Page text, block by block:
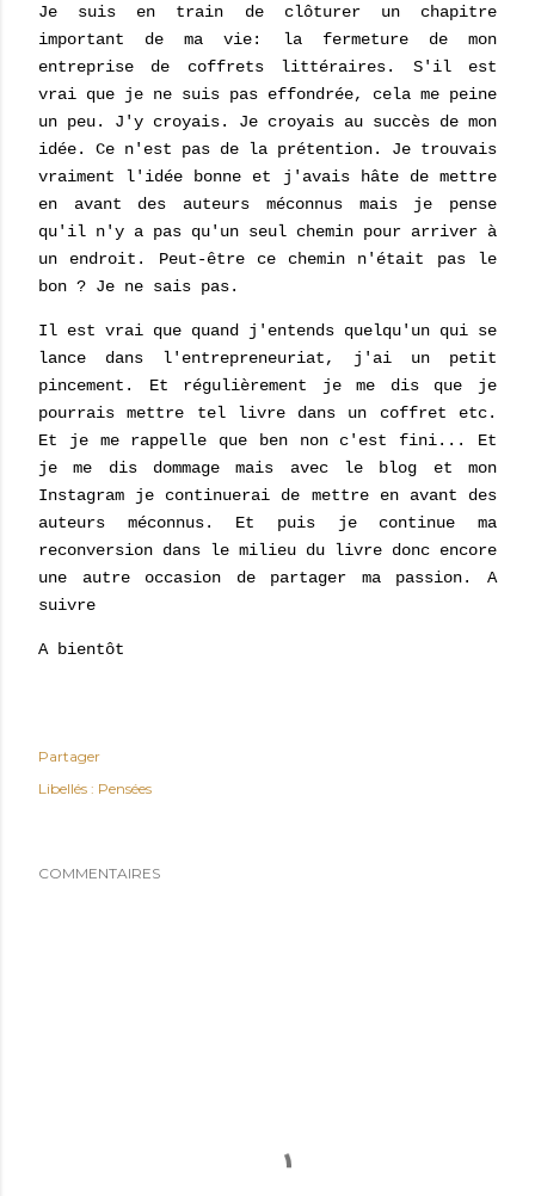
Je suis en train de clôturer un chapitre
important de ma vie: la fermeture de mon
entreprise de coffrets littéraires. S'il est
vrai que je ne suis pas effondrée, cela me peine
un peu. J'y croyais. Je croyais au succès de mon
idée. Ce n'est pas de la prétention. Je trouvais
vraiment l'idée bonne et j'avais hâte de mettre
en avant des auteurs méconnus mais je pense
qu'il n'y a pas qu'un seul chemin pour arriver à
un endroit. Peut-être ce chemin n'était pas le
bon ? Je ne sais pas.
Il est vrai que quand j'entends quelqu'un qui se
lance dans l'entrepreneuriat, j'ai un petit
pincement. Et régulièrement je me dis que je
pourrais mettre tel livre dans un coffret etc.
Et je me rappelle que ben non c'est fini... Et
je me dis dommage mais avec le blog et mon
Instagram je continuerai de mettre en avant des
auteurs méconnus. Et puis je continue ma
reconversion dans le milieu du livre donc encore
une autre occasion de partager ma passion. A
suivre
A bientôt
Partager
Libellés : Pensées
COMMENTAIRES